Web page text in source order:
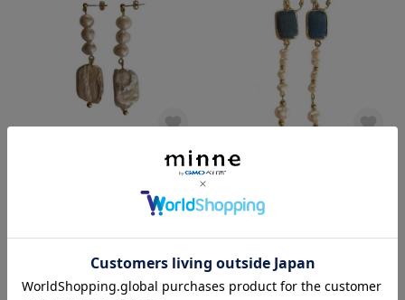
✴︎snow day【 pierce | earring 】